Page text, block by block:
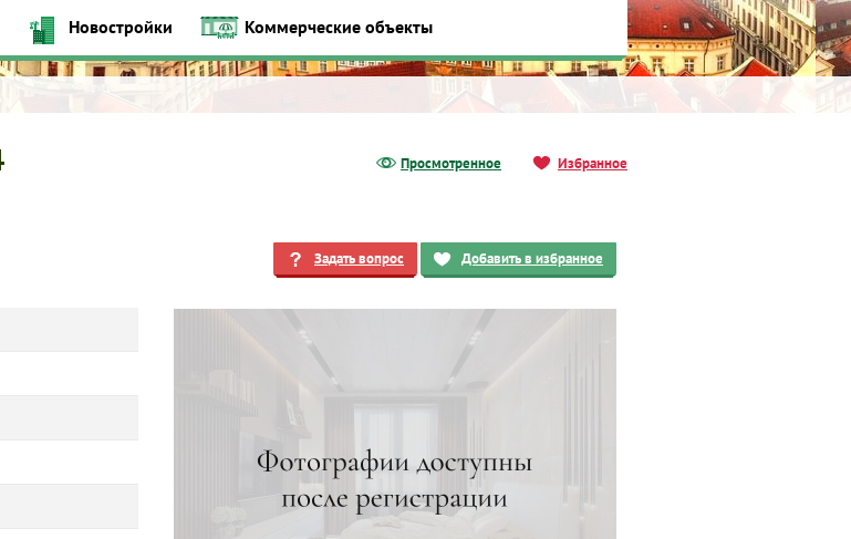
Новостройки Коммерческие объекты
Новостройки Коммерческие объекты
Просмотренное Избранное
Задать вопрос Добавить в избранное